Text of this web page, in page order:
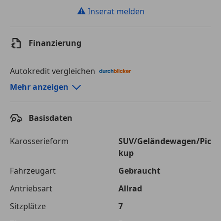
⚠ Inserat melden
Finanzierung
Autokredit vergleichen
Autokredit-Rechner von durchblicker.at
120 Monate
Kreditbetrag
€ 55 000,-
Gesamtbetrag
Mehr anzeigen
Basisdaten
Karosserieform
SUV/Geländewagen/Pic
kup
Fahrzeugart
Gebraucht
Antriebsart
Allrad
Sitzplätze
7